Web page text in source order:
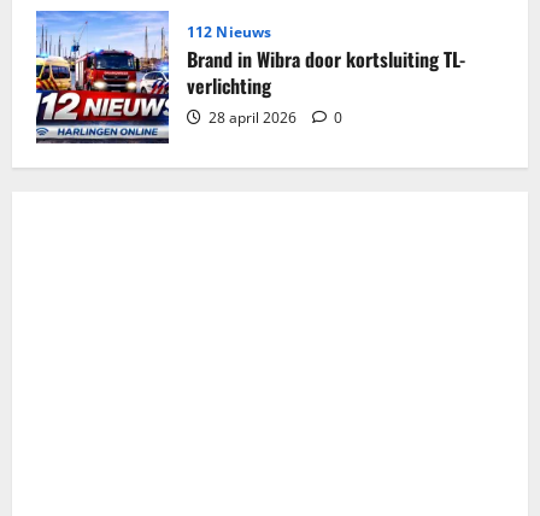
112 Nieuws
Brand in Wibra door kortsluiting TL-
verlichting
28 april 2026 0